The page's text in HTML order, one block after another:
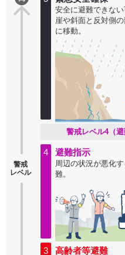
警戒
レベル
安全に避難できな
崖や斜面と反対側
に移動。
警戒レベル4（
4 避難指示
周辺の状況が悪化
難。
3 高齢者等避難